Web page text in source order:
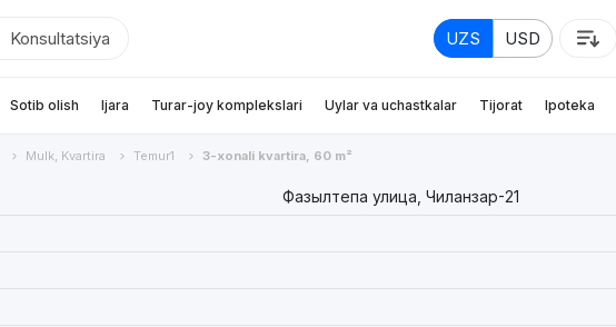
Konsultatsiya UZS USD
Sotib olish Ijara Turar-joy komplekslari Uylar va uchastkalar Tijorat Ipoteka
Mulk, Kvartira Temur1 3-xonali kvartira, 60 m²
Фазылтепа улица, Чиланзар-21